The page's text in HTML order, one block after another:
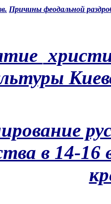
Причины феодальной
в 14-16